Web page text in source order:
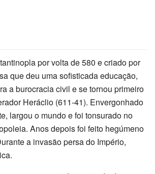
por volta de 580 e criado por
que deu uma sofisticada educação,
a burocracia civil e se tornou primeiro
Heráclio (611-41). Envergonhado
largou o mundo e foi tonsurado no
Anos depois foi feito hegúmeno
a invasão persa do Império,